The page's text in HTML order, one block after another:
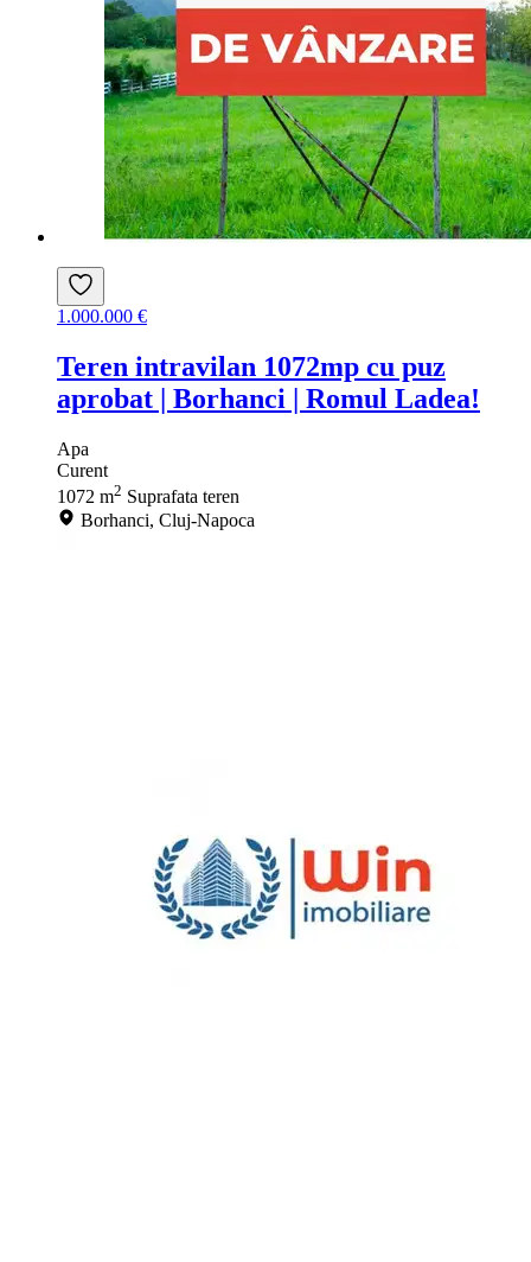
1.000.000 €
Teren intravilan 1072mp cu puz
aprobat | Borhanci | Romul Ladea!
Apa
Curent
1072 m2 Suprafata teren
Borhanci, Cluj-Napoca